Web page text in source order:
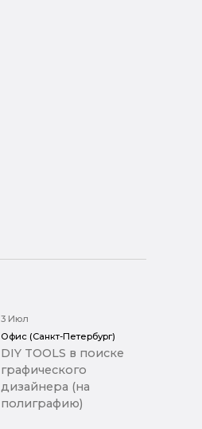
3 Июл
Офис (Санкт-Петербург)
DIY TOOLS в поиске
графического
дизайнера (на
полиграфию)